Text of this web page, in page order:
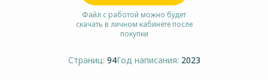
Файл с работой можно будет
скачать в личном кабинете после
покупки
Страниц: 94Год написания: 2023